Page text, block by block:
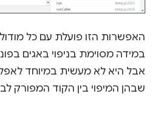
במידה מסוימת בניפוי באגים
אבל היא לא מעשית במיוחד
שבהן המיפוי בין הקוד המפורק